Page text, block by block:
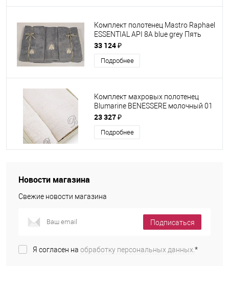
Комплект полотенец Mastro Raphael
ESSENTIAL API 8A blue grey Пять
штук
33 124 ₽
Подробнее
Комплект махровых полотенец
Blumarine BENESSERE молочный 01
Пять штук
23 327 ₽
Подробнее
Новости магазина
Свежие новости магазина
Подписаться
Я согласен на обработку персональных данных.*